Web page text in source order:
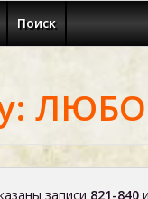
Поиск
записи 821-840